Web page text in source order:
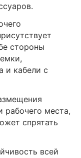
стороны
и кабели с
рабочего места,
спрятать
всей